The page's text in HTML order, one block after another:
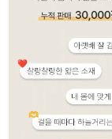
도착보장⚡
인플루언서 pick!
베스트